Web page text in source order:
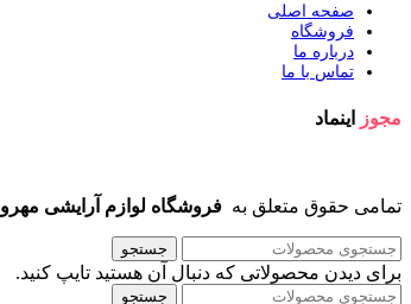
صفحه اصلی
فروشگاه
درباره ما
تماس با ما
مجوز اینماد
تمامی حقوق متعلق به فروشگاه لوازم آرایشی مهرو
جستجو
برای دیدن محصولاتی که دنبال آن هستید تایپ کنید.
جستجو